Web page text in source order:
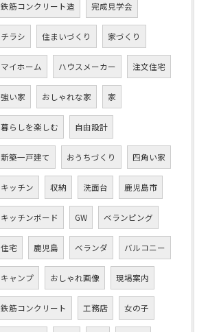
鉄筋コンクリート造 完成見学会
チラシ 住まいづくり 家づくり
マイホーム ハウスメーカー 注文住宅
強い家 おしゃれな家 家
暮らしを楽しむ 自由設計
新築一戸建て おうちづくり 四角い家
キッチン 収納 洗面台 鹿児島市
キッチンボード GW ベランピング
住宅 鹿児島 ベランダ バルコニー
キャンプ おしゃれ画像 現場案内
鉄筋コンクリート 工務店 女の子